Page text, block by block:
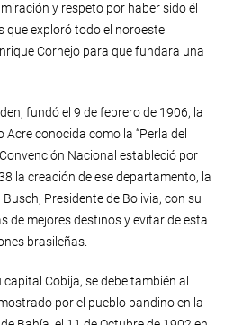
y respeto por haber sido él
que exploró todo el noroeste
Cornejo para que fundara una
fundó el 9 de febrero de 1906, la
conocida como la “Perla del
Nacional estableció por
la creación de ese departamento, la
Presidente de Bolivia, con su
de mejores destinos y evitar de esta
brasileñas.
Cobija, se debe también al
por el pueblo pandino en la